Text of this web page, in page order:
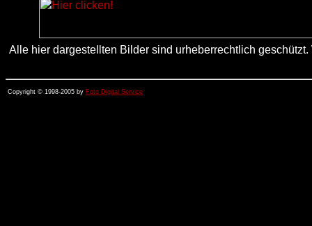
Alle hier dargestellten Bilder sind urheberrechtlich
Copyright © 1998-2005 by Foto Digital Service